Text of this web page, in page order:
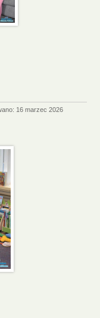
16 marzec 2026